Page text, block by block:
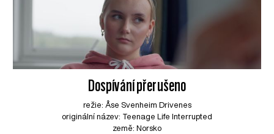
Dospívání přerušeno
režie: Åse Svenheim Drivenes
originální název: Teenage Life Interrupted
země: Norsko